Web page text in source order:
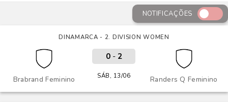
NOTIFICAÇÕES
DINAMARCA - 2. DIVISION WOMEN
Brabrand Feminino Randers Q Feminino
0- 2
SÁB, 13/06